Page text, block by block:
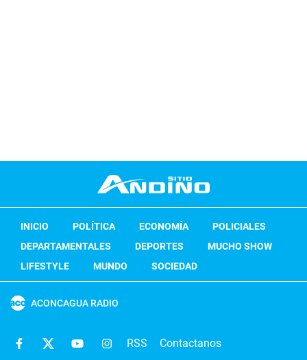
INICIO POLÍTICA ECONOMÍA
POLICIALES
DEPARTAMENTALES
DEPORTES
MUCHO SHOW
LIFESTYLE
MUNDO SOCIEDAD
ACONCAGUA RADIO
RSS Contactanos